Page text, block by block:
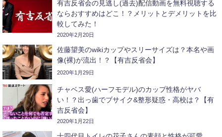
有吉反省会の見逃し(過去)配信動画を無料視聴する
ならおすすめはどこ！？メリットとデメリットを比
較してみた！
2020年2月20日
佐藤望美のwikiカップやスリーサイズは？本名や画
像(裸)が流出！？【有吉反省会】
2020年1月29日
チャベス愛(ハーフモデル)のカップ性格がヤバ
い！？出っ歯でブサイク&整形疑惑・高校は？【有
吉反省会】
2020年1月22日